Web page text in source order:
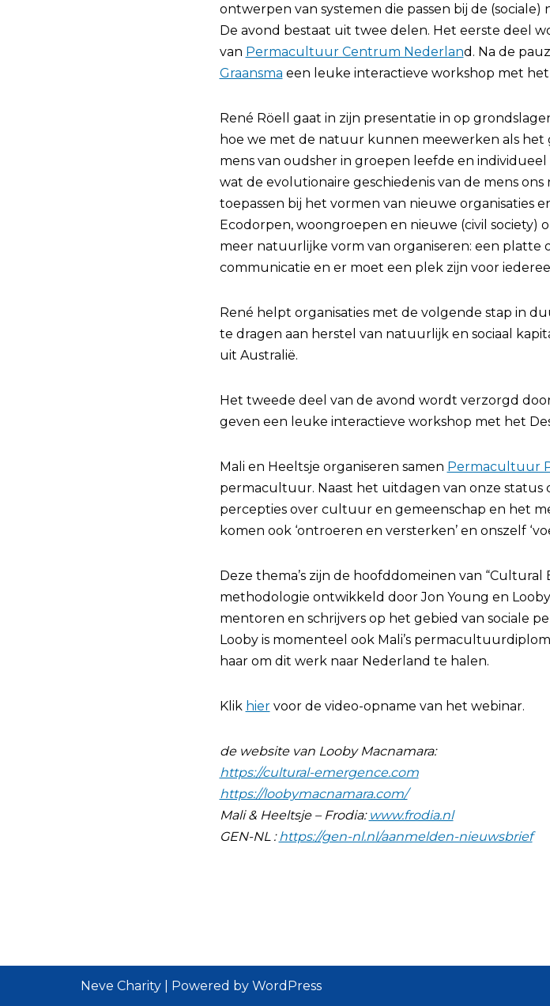
ontwerpen van systemen die passen bij de (sociale)
De avond bestaat uit twee delen. Het eerste deel
van Permacultuur Centrum Nederland. Na de
Graansma een leuke interactieve workshop met het
René Röell gaat in zijn presentatie in op
hoe we met de natuur kunnen meewerken als het
mens van oudsher in groepen leefde en
wat de evolutionaire geschiedenis van de mens
toepassen bij het vormen van nieuwe organisaties
Ecodorpen, woongroepen en nieuwe (civil society)
meer natuurlijke vorm van organiseren: een platte
communicatie en er moet een plek zijn voor
René helpt organisaties met de volgende stap in
te dragen aan herstel van natuurlijk en sociaal
uit Australië.
Het tweede deel van de avond wordt verzorgd
geven een leuke interactieve workshop met het
Mali en Heeltsje organiseren samen Permacultuur
permacultuur. Naast het uitdagen van onze
percepties over cultuur en gemeenschap en het
komen ook ‘ontroeren en versterken’ en onszelf
Deze thema’s zijn de hoofddomeinen van
methodologie ontwikkeld door Jon Young en
mentoren en schrijvers op het gebied van sociale
Looby is momenteel ook Mali’s
haar om dit werk naar Nederland te halen.
Klik hiervoor de video-opname van het webinar.
de website van Looby Macnamara:
https://cultural-emergence.com
https://loobymacnamara.com/
Mali & Heeltsje – Frodia: www.frodia.nl
GEN-NL :https://gen-nl.nl/aanmelden-nieuwsbrief
Neve Charity | Powered by WordPress